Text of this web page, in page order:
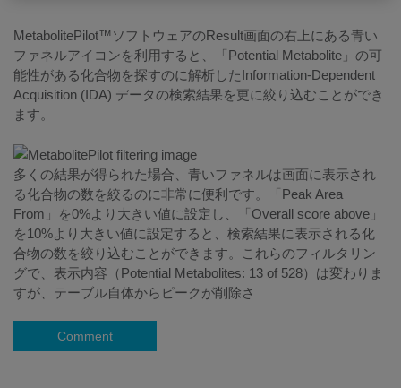
MetabolitePilot™ソフトウェアのResult画面の右上にある青い
ファネルアイコンを利用すると、「Potential Metabolite」の可
能性がある化合物を探すのに解析したInformation-Dependent
Acquisition (IDA) データの検索結果を更に絞り込むことができ
ます。
多くの結果が得られた場合、青いファネルは画面に表示され
る化合物の数を絞るのに非常に便利です。「Peak Area
From」を0%より大きい値に設定し、「Overall score above」
を10%より大きい値に設定すると、検索結果に表示される化
合物の数を絞り込むことができます。これらのフィルタリン
グで、表示内容（Potential Metabolites: 13 of 528）は変わりま
すが、テーブル自体からピークが削除さ
Comment